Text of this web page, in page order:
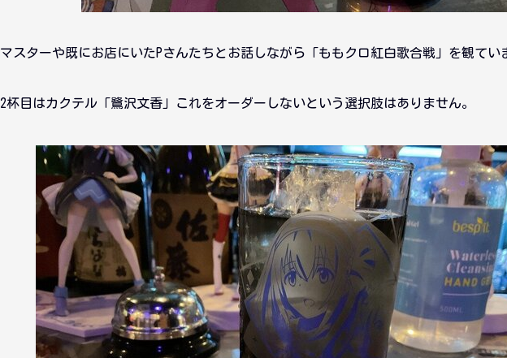
マスターや既にお店にいたPさんたちとお話しながら「ももクロ紅白歌合戦」を観てい
2杯目はカクテル「鷺沢文香」これをオーダーしないという選択肢はありません。